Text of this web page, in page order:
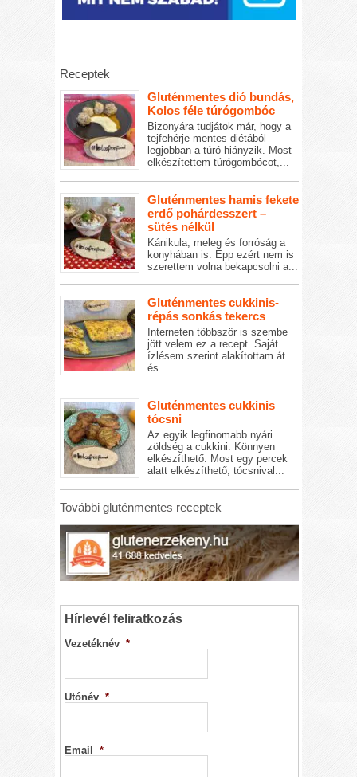
Receptek
Gluténmentes dió bundás,
Kolos féle túrógombóc
Bizonyára tudjátok már, hogy a
tejfehérje mentes diétából
legjobban a túró hiányzik. Most
elkészítettem túrógombócot,...
Gluténmentes hamis fekete
erdő pohárdesszert –
sütés nélkül
Kánikula, meleg és forróság a
konyhában is. Épp ezért nem is
szerettem volna bekapcsolni a...
Gluténmentes cukkinis-
répás sonkás tekercs
Interneten többször is szembe
jött velem ez a recept. Saját
ízlésem szerint alakítottam át
és...
Gluténmentes cukkinis
tócsni
Az egyik legfinomabb nyári
zöldség a cukkini. Könnyen
elkészíthető. Most egy percek
alatt elkészíthető, tócsnival...
További gluténmentes receptek
Hírlevél feliratkozás
Vezetéknév *
Utónév *
Email *